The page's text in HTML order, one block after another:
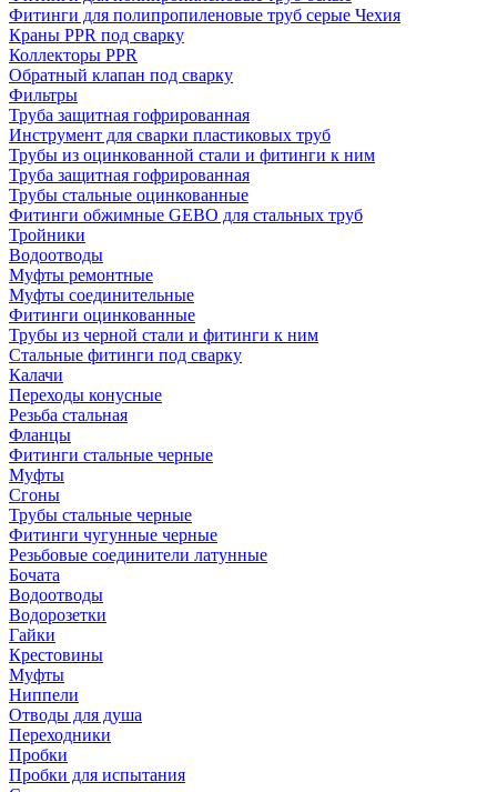
Фитинги для полипропиленовые труб серые Чехия
Краны PPR под сварку
Коллекторы PPR
Обратный клапан под сварку
Фильтры
Труба защитная гофрированная
Инструмент для сварки пластиковых труб
Трубы из оцинкованной стали и фитинги к ним
Труба защитная гофрированная
Трубы стальные оцинкованные
Фитинги обжимные GEBO для стальных труб
Тройники
Водоотводы
Муфты ремонтные
Муфты соединительные
Фитинги оцинкованные
Трубы из черной стали и фитинги к ним
Стальные фитинги под сварку
Калачи
Переходы конусные
Резьба стальная
Фланцы
Фитинги стальные черные
Муфты
Сгоны
Трубы стальные черные
Фитинги чугунные черные
Резьбовые соединители латунные
Бочата
Водоотводы
Водорозетки
Гайки
Крестовины
Муфты
Ниппели
Отводы для душа
Переходники
Пробки
Пробки для испытания